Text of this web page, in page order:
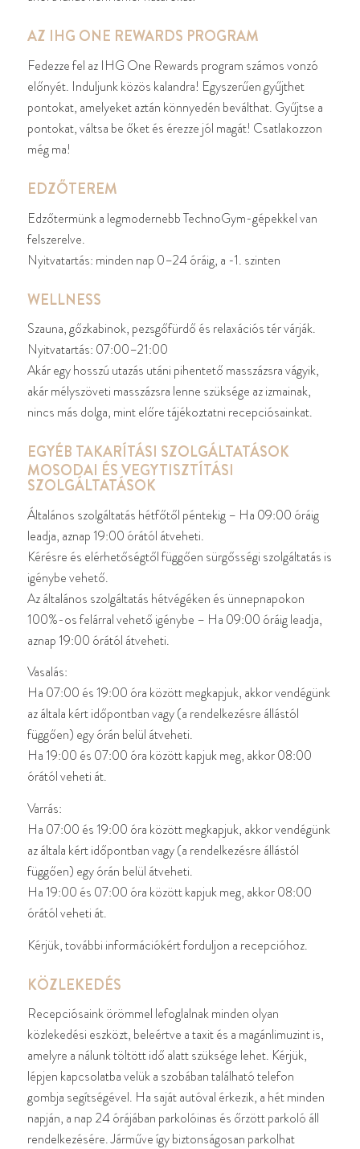
AZ IHG ONE REWARDS PROGRAM
Fedezze fel az IHG One Rewards program számos vonzó
előnyét. Induljunk közös kalandra! Egyszerűen gyűjthet
pontokat, amelyeket aztán könnyedén beválthat. Gyűjtse a
pontokat, váltsa be őket és érezze jól magát! Csatlakozzon
még ma!
EDZŐTEREM
Edzőtermünk a legmodernebb TechnoGym-gépekkel van
felszerelve.
Nyitvatartás: minden nap 0–24 óráig, a -1. szinten
WELLNESS
Szauna, gőzkabinok, pezsgőfürdő és relaxációs tér várják.
Nyitvatartás: 07:00–21:00
Akár egy hosszú utazás utáni pihentető masszázsra vágyik,
akár mélyszöveti masszázsra lenne szüksége az izmainak,
nincs más dolga, mint előre tájékoztatni recepciósainkat.
EGYÉB TAKARÍTÁSI SZOLGÁLTATÁSOK
MOSODAI ÉS VEGYTISZTÍTÁSI
SZOLGÁLTATÁSOK
Általános szolgáltatás hétfőtől péntekig – Ha 09:00 óráig
leadja, aznap 19:00 órától átveheti.
Kérésre és elérhetőségtől függően sürgősségi szolgáltatás is
igénybe vehető.
Az általános szolgáltatás hétvégéken és ünnepnapokon
100%-os felárral vehető igénybe – Ha 09:00 óráig leadja,
aznap 19:00 órától átveheti.
Vasalás:
Ha 07:00 és 19:00 óra között megkapjuk, akkor vendégünk
az általa kért időpontban vagy (a rendelkezésre állástól
függően) egy órán belül átveheti.
Ha 19:00 és 07:00 óra között kapjuk meg, akkor 08:00
órától veheti át.
Varrás:
Ha 07:00 és 19:00 óra között megkapjuk, akkor vendégünk
az általa kért időpontban vagy (a rendelkezésre állástól
függően) egy órán belül átveheti.
Ha 19:00 és 07:00 óra között kapjuk meg, akkor 08:00
órától veheti át.
Kérjük, további információkért forduljon a recepcióhoz.
KÖZLEKEDÉS
Recepciósaink örömmel lefoglalnak minden olyan
közlekedési eszközt, beleértve a taxit és a magánlimuzint is,
amelyre a nálunk töltött idő alatt szüksége lehet. Kérjük,
lépjen kapcsolatba velük a szobában található telefon
gombja segítségével. Ha saját autóval érkezik, a hét minden
napján, a nap 24 órájában parkolóinas és őrzött parkoló áll
rendelkezésére. Járműve így biztonságosan parkolhat